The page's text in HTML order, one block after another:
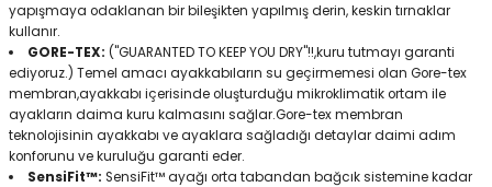
yapışmaya odaklanan bir bileşikten yapılmış derin, keskin tırnaklar
kullanır.
GORE-TEX: ("GUARANTED TO KEEP YOU DRY"!!,kuru tutmayı garanti
ediyoruz.) Temel amacı ayakkabıların su geçirmemesi olan Gore-tex
membran,ayakkabı içerisinde oluşturduğu mikroklimatik ortam ile
ayakların daima kuru kalmasını sağlar.Gore-tex membran
teknolojisinin ayakkabı ve ayaklara sağladığı detaylar daimi adım
konforunu ve kuruluğu garanti eder.
SensiFit™: SensiFit™ ayağı orta tabandan bağcık sistemine kadar